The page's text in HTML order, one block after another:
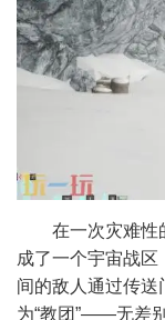
在一次灾难性
成了一个宇宙战
间的敌人通过传
为“教团”——无差